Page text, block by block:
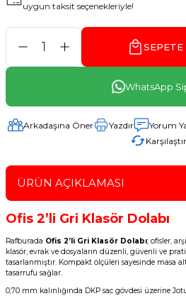
uygun taksit seçenekleriyle!
SEPETE
WhatsApp
Arkadaşına Öner Yazdır Yorum
Karşılaştır
ÜRÜN AÇIKLAMASI
Ofis 2’li Gri Klasör Dolabı
Rafburada Ofis 2’li Gri Klasör Dolabı; ofisler,
klasör, evrak ve dosyaların düzenli, güvenli ve
tasarlanmıştır. Kompakt ölçüleri sayesinde masa
tasarrufu sağlar.
0,70 mm kalınlığında DKP sac gövdesi üzerine